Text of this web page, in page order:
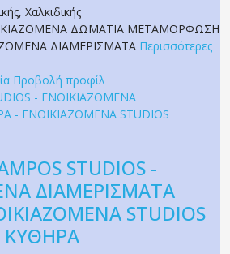
, Χαλκιδικής
ΔΩΜΑΤΙΑ ΜΕΤΑΜΟΡΦΩΣΗ
ΔΙΑΜΕΡΙΣΜΑΤΑ Περισσότερες
Προβολή προφίλ
STUDIOS -
ΔΙΑΜΕΡΙΣΜΑΤΑ
STUDIOS
ΚΥΘΗΡΑ